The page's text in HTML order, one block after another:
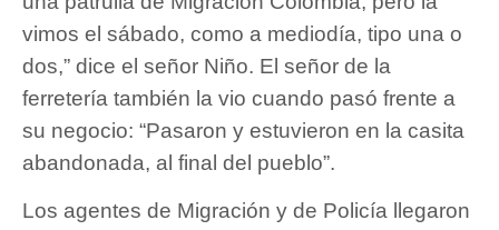
vimos el sábado, como a mediodía, tipo una o
dos,” dice el señor Niño. El señor de la
ferretería también la vio cuando pasó frente a
su negocio: “Pasaron y estuvieron en la casita
abandonada, al final del pueblo”.
Los agentes de Migración y de Policía llegaron